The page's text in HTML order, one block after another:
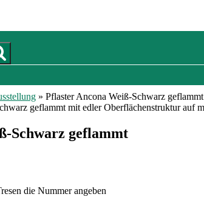
» Pflaster Ancona Weiß-Schwarz geflammt
Schwarz geflammt
die Nummer angeben